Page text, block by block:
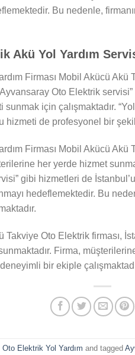
Bu nedenle,
Akü Yol Yardım
Firması Mobil Akücü
Oto Elektrik
için çalışmaktadır.
hizmeti de profesyonel bir
Firması Mobil Akücü
her yerde hizmet
gibi hizmetleri de
hedeflemektedir. Bu
Oto Elektrik firması,
Firma,
bir ekiple
Oto Elektrik Yol Yardım and tagged